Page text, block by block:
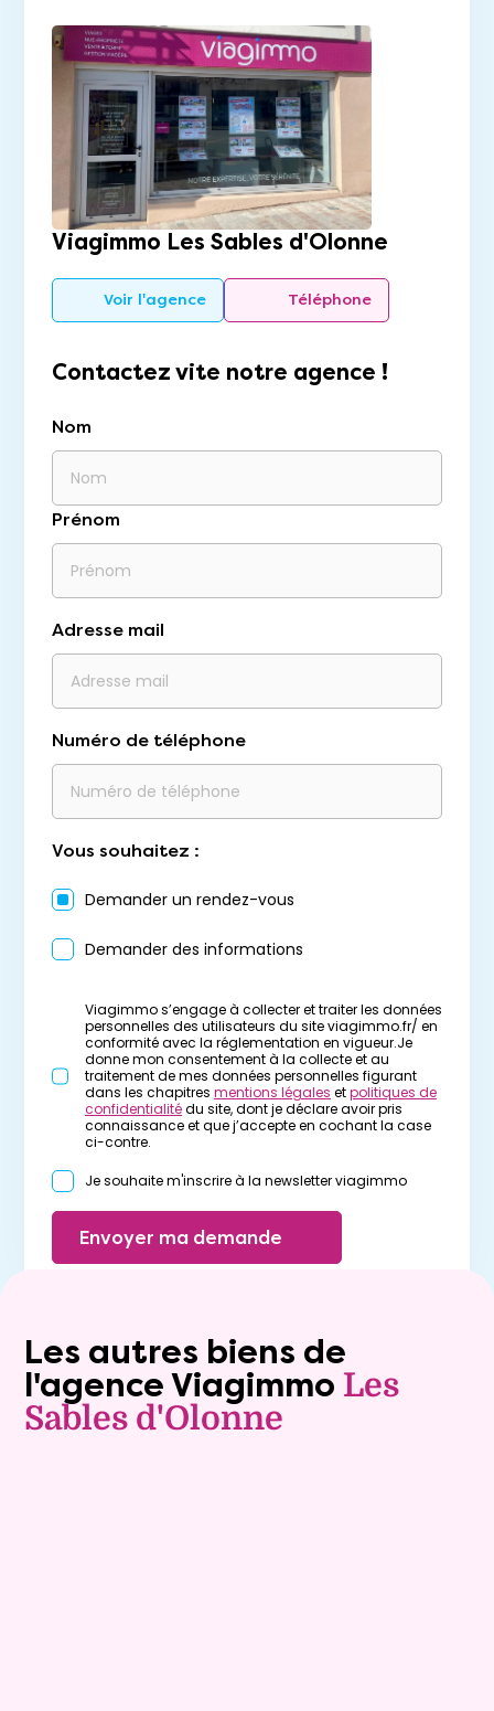
Viagimmo Les Sables d'Olonne
Voir l'agence Téléphone
Contactez vite notre agence !
Nom
Prénom
Adresse mail
Numéro de téléphone
Vous souhaitez :
Demander un rendez-vous
Demander des informations
Viagimmo s’engage à collecter et traiter les données
personnelles des utilisateurs du site viagimmo.fr/ en
conformité avec la réglementation en vigueur.Je
donne mon consentement à la collecte et au
traitement de mes données personnelles figurant
dans les chapitres mentions légales etpolitiques de
confidentialitédu site, dont je déclare avoir pris
connaissance et que j’accepte en cochant la case
ci-contre.
Je souhaite m'inscrire à la newsletter viagimmo
Envoyer ma demande
Les autres biens de
l'agence Viagimmo Les
Sables d'Olonne